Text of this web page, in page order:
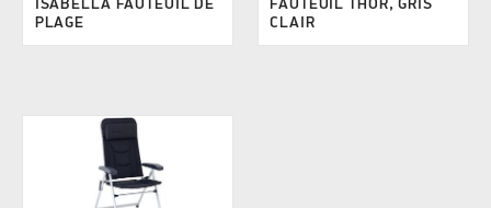
ISABELLA FAUTEUIL DE
PLAGE
FAUTEUIL THOR, GRIS
CLAIR